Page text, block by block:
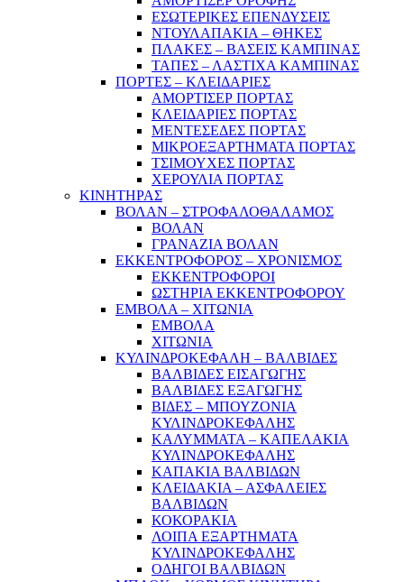
ΕΣΩΤΕΡΙΚΕΣ ΕΠΕΝΔΥΣΕΙΣ
ΝΤΟΥΛΑΠΑΚΙΑ – ΘΗΚΕΣ
ΠΛΑΚΕΣ – ΒΑΣΕΙΣ ΚΑΜΠΙΝΑΣ
ΤΑΠΕΣ – ΛΑΣΤΙΧΑ ΚΑΜΠΙΝΑΣ
ΠΟΡΤΕΣ – ΚΛΕΙΔΑΡΙΕΣ
ΑΜΟΡΤΙΣΕΡ ΠΟΡΤΑΣ
ΚΛΕΙΔΑΡΙΕΣ ΠΟΡΤΑΣ
ΜΕΝΤΕΣΕΔΕΣ ΠΟΡΤΑΣ
ΜΙΚΡΟΕΞΑΡΤΗΜΑΤΑ ΠΟΡΤΑΣ
ΤΣΙΜΟΥΧΕΣ ΠΟΡΤΑΣ
ΧΕΡΟΥΛΙΑ ΠΟΡΤΑΣ
ΚΙΝΗΤΗΡΑΣ
ΒΟΛΑΝ – ΣΤΡΟΦΑΛΟΘΑΛΑΜΟΣ
ΒΟΛΑΝ
ΓΡΑΝΑΖΙΑ ΒΟΛΑΝ
ΕΚΚΕΝΤΡΟΦΟΡΟΣ – ΧΡΟΝΙΣΜΟΣ
ΕΚΚΕΝΤΡΟΦΟΡΟΙ
ΩΣΤΗΡΙΑ ΕΚΚΕΝΤΡΟΦΟΡΟΥ
ΕΜΒΟΛΑ – ΧΙΤΩΝΙΑ
ΕΜΒΟΛΑ
ΧΙΤΩΝΙΑ
ΚΥΛΙΝΔΡΟΚΕΦΑΛΗ – ΒΑΛΒΙΔΕΣ
ΒΑΛΒΙΔΕΣ ΕΙΣΑΓΩΓΗΣ
ΒΑΛΒΙΔΕΣ ΕΞΑΓΩΓΗΣ
ΒΙΔΕΣ – ΜΠΟΥΖΟΝΙΑ
ΚΥΛΙΝΔΡΟΚΕΦΑΛΗΣ
ΚΑΛΥΜΜΑΤΑ – ΚΑΠΕΛΑΚΙΑ
ΚΥΛΙΝΔΡΟΚΕΦΑΛΗΣ
ΚΑΠΑΚΙΑ ΒΑΛΒΙΔΩΝ
ΚΛΕΙΔΑΚΙΑ – ΑΣΦΑΛΕΙΕΣ
ΒΑΛΒΙΔΩΝ
ΚΟΚΟΡΑΚΙΑ
ΛΟΙΠΑ ΕΞΑΡΤΗΜΑΤΑ
ΚΥΛΙΝΔΡΟΚΕΦΑΛΗΣ
ΟΔΗΓΟΙ ΒΑΛΒΙΔΩΝ